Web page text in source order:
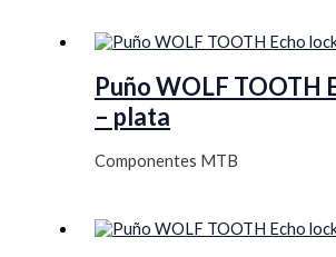
Puño WOLF TOOTH
– plata
Componentes MTB